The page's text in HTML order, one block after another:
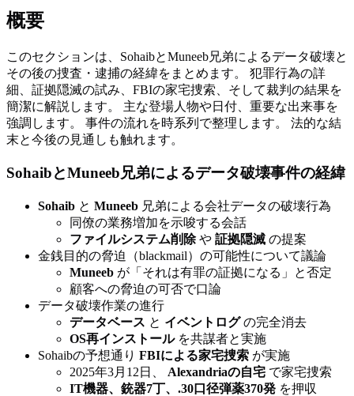
概要
このセクションは、SohaibとMuneeb兄弟によるデータ破壊と
その後の捜査・逮捕の経緯をまとめます。 犯罪行為の詳
細、証拠隠滅の試み、FBIの家宅捜索、そして裁判の結果を
簡潔に解説します。 主な登場人物や日付、重要な出来事を
強調します。 事件の流れを時系列で整理します。 法的な結
末と今後の見通しも触れます。
SohaibとMuneeb兄弟によるデータ破壊事件の経緯
Sohaib と Muneeb 兄弟による会社データの破壊行為
同僚の業務増加を示唆する会話
ファイルシステム削除や 証拠隠滅 の提案
金銭目的の脅迫（blackmail）の可能性について議論
Muneeb が「それは有罪の証拠になる」と否定
顧客への脅迫の可否で口論
データ破壊作業の進行
データベース と イベントログの完全消去
OS再インストールを共謀者と実施
Sohaibの予想通り FBIによる家宅捜索 が実施
2025年3月12日、 Alexandriaの自宅 で家宅捜索
IT機器、銃器7丁、.30口径弾薬370発 を押収